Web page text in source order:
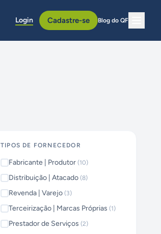
Login Cadastre-se Blog do QF
TIPOS DE FORNECEDOR
Fabricante | Produtor (10)
Distribuição | Atacado (8)
Revenda | Varejo (3)
Terceirização | Marcas Próprias (1)
Prestador de Serviços (2)